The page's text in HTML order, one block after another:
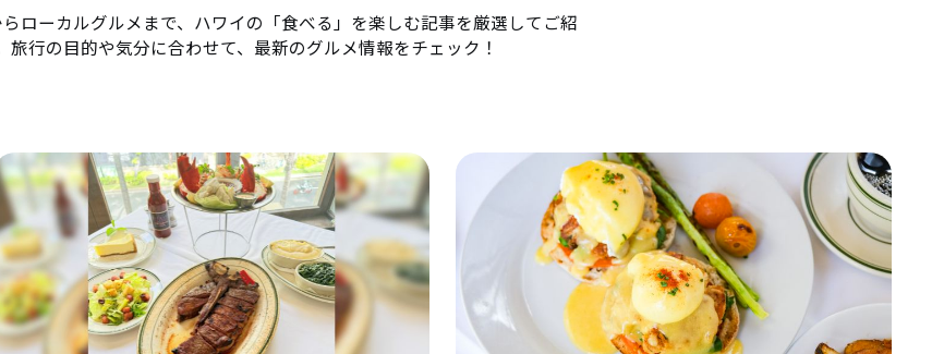
ローカルグルメまで、ハワイの「食べる」を楽しむ記事を厳選してご紹
旅行の目的や気分に合わせて、最新のグルメ情報をチェック！